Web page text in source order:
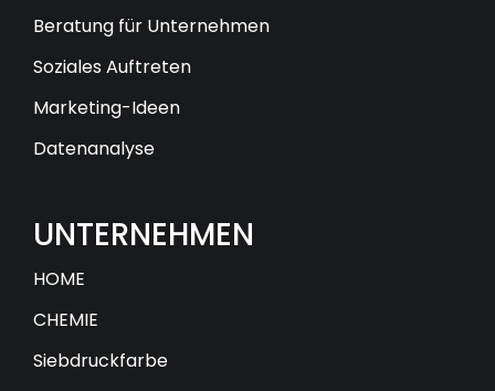
Beratung für Unternehmen
Soziales Auftreten
Marketing-Ideen
Datenanalyse
UNTERNEHMEN
HOME
CHEMIE
Siebdruckfarbe